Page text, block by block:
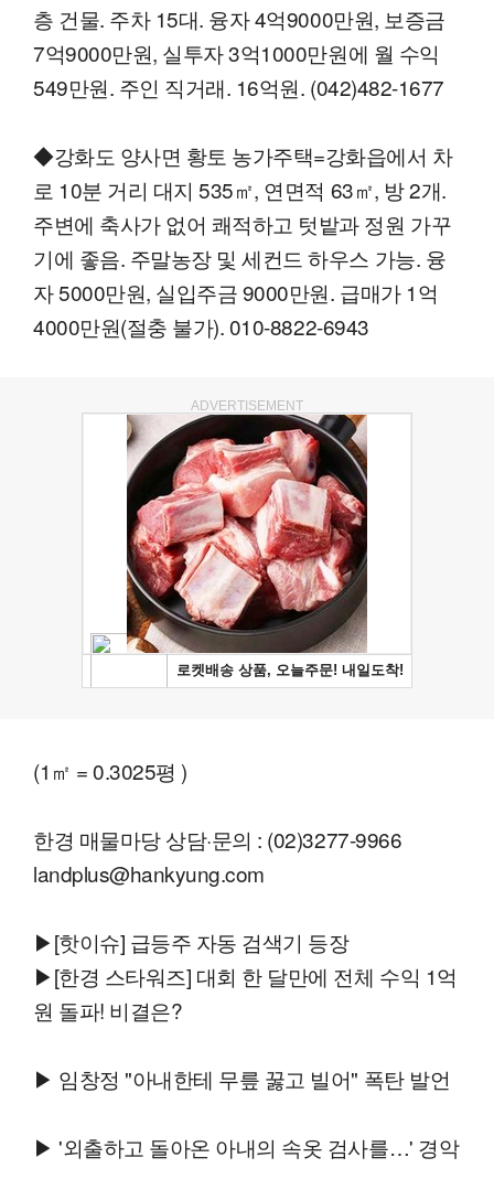
층 건물. 주차 15대. 융자 4억9000만원, 보증금
7억9000만원, 실투자 3억1000만원에 월 수익
549만원. 주인 직거래. 16억원. (042)482-1677
◆강화도 양사면 황토 농가주택=강화읍에서 차
로 10분 거리 대지 535㎡, 연면적 63㎡, 방 2개.
주변에 축사가 없어 쾌적하고 텃밭과 정원 가꾸
기에 좋음. 주말농장 및 세컨드 하우스 가능. 융
자 5000만원, 실입주금 9000만원. 급매가 1억
4000만원(절충 불가). 010-8822-6943
ADVERTISEMENT
(1㎡ = 0.3025평 )
한경 매물마당 상담·문의 : (02)3277-9966
landplus@hankyung.com
▶[핫이슈] 급등주 자동 검색기 등장
▶[한경 스타워즈] 대회 한 달만에 전체 수익 1억
원 돌파! 비결은?
▶ 임창정 "아내한테 무릎 꿇고 빌어" 폭탄 발언
▶ '외출하고 돌아온 아내의 속옷 검사를…' 경악